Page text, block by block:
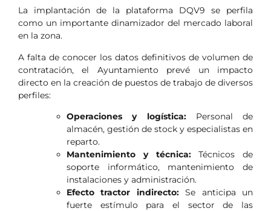
La implantación de la plataforma DQV9 se perfila
como un importante dinamizador del mercado laboral
en la zona.
A falta de conocer los datos definitivos de volumen de
contratación, el Ayuntamiento prevé un impacto
directo en la creación de puestos de trabajo de diversos
perfiles:
Operaciones y logística:Personal de
almacén, gestión de stock y especialistas en
reparto.
Mantenimiento y técnica:Técnicos de
soporte informático, mantenimiento de
instalaciones y administración.
Efecto tractor indirecto:Se anticipa un
fuerte estímulo para el sector de las